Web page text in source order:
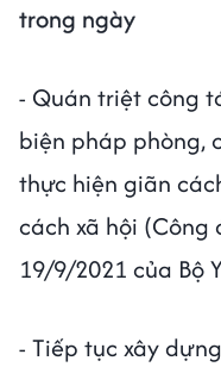
trong ngày
- Quán triệt công
biện pháp phòng,
thực hiện giãn
cách xã hội (Công
19/9/2021 của Bộ
- Tiếp tục xây